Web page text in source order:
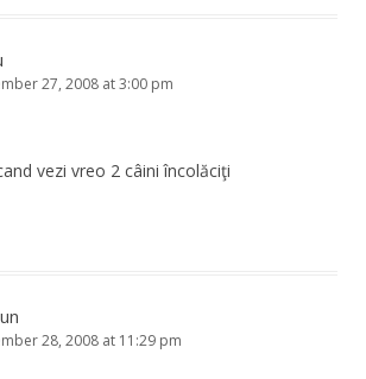
27, 2008 at 3:00 pm
vezi vreo 2 câini încolăciţi
28, 2008 at 11:29 pm